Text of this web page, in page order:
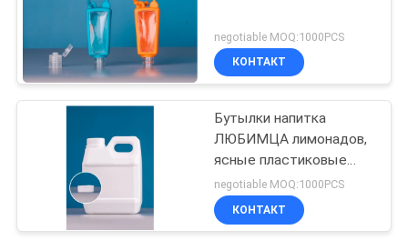
negotiable MOQ:1000PCS
КОНТАКТ
Бутылки напитка
ЛЮБИМЦА лимонадов,
ясные пластиковые
бутылки для соков
negotiable MOQ:1000PCS
КОНТАКТ